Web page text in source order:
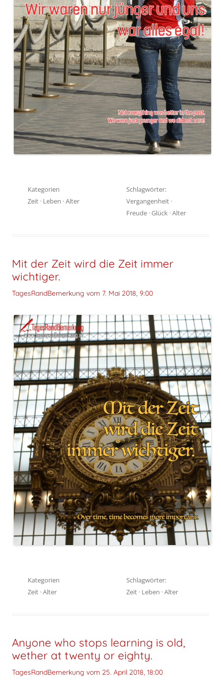
Kategorien
Zeit · Leben ·Alter
Schlagwörter:
Vergangenheit ·
Freude ·Glück ·Alter
Mit der Zeit wird die Zeit immer
wichtiger.
TagesRandBemerkung vom 7. Mai 2018, 9:00
Kategorien
Zeit ·Alter
Schlagwörter:
Zeit · Leben ·Alter
Anyone who stops learning is old,
wether at twenty or eighty.
TagesRandBemerkung vom 25. April 2018, 18:00